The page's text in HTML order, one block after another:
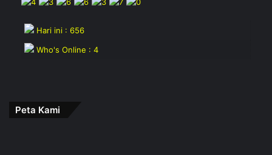
Hari ini : 656
Who's Online : 4
Peta Kami